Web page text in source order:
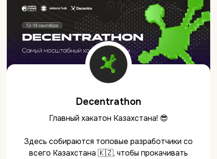
Decentrathon
Главный хакатон Казахстана! 😎
Здесь собираются топовые разработчики со
всего Казахстана 🇰🇿, чтобы прокачивать